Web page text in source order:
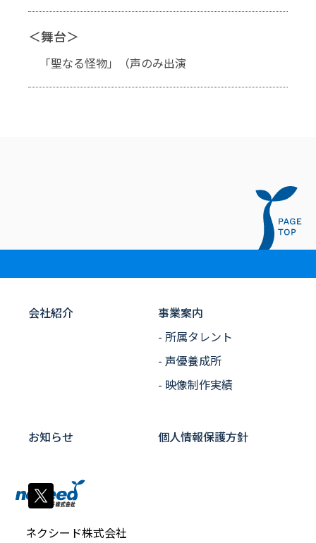
＜舞台＞
「聖なる怪物」（声のみ出演
ネクシード株式会社
会社紹介
事業案内
- 所属タレント
- 声優養成所
- 映像制作実績
お知らせ 個人情報保護方針